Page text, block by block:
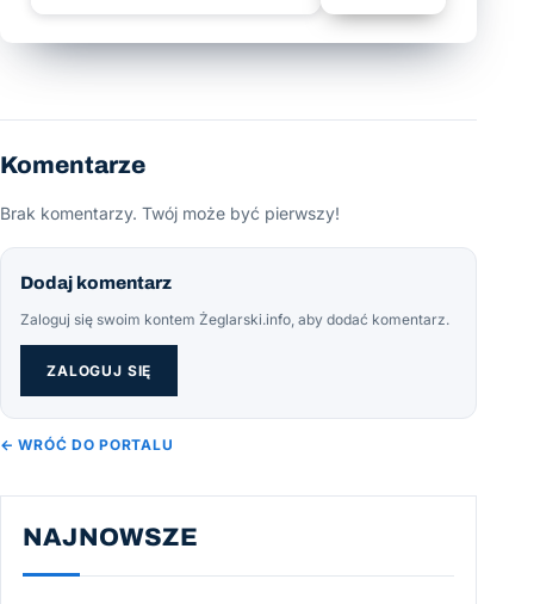
Komentarze
Brak komentarzy. Twój może być pierwszy!
Dodaj komentarz
Zaloguj się swoim kontem Żeglarski.info, aby dodać komentarz.
ZALOGUJ SIĘ
← WRÓĆ DO PORTALU
NAJNOWSZE